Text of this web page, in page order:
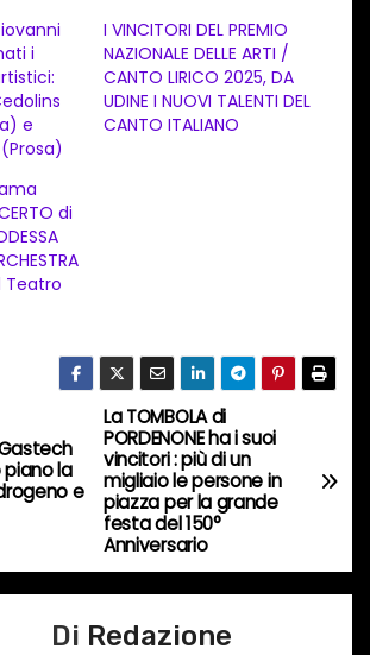
i
e
I VINCITORI DEL PREMIO
NAZIONALE DELLE ARTI /
CANTO LIRICO 2025, DA
UDINE I NUOVI TALENTI DEL
CANTO ITALIANO
di
Teatro
La TOMBOLA di
PORDENONE ha i suoi
vincitori : più di un
migliaio le persone in
piazza per la grande
festa del 150°
Anniversario
piano la
e
Di Redazione